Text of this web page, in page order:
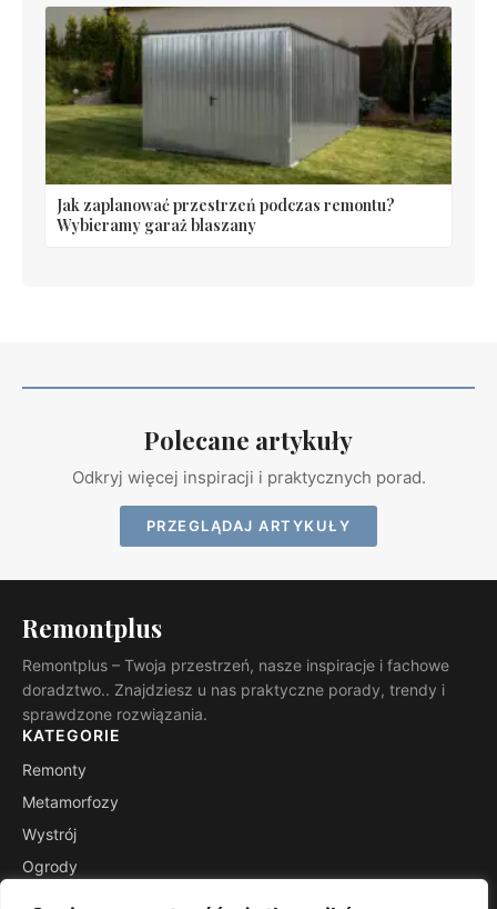
Jak zaplanować przestrzeń podczas remontu?
Wybieramy garaż blaszany
Polecane artykuły
Odkryj więcej inspiracji i praktycznych porad.
PRZEGLĄDAJ ARTYKUŁY
Remontplus
Remontplus – Twoja przestrzeń, nasze inspiracje i fachowe
doradztwo.. Znajdziesz u nas praktyczne porady, trendy i
sprawdzone rozwiązania.
KATEGORIE
Remonty
Metamorfozy
Wystrój
Ogrody